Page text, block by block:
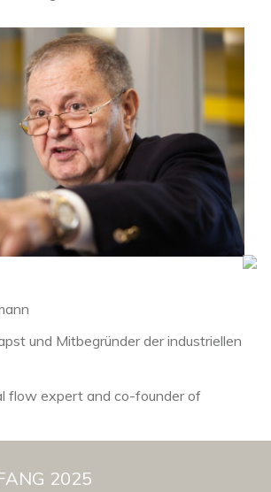
und Mitbegründer der industriellen
flow expert and co-founder of
2025